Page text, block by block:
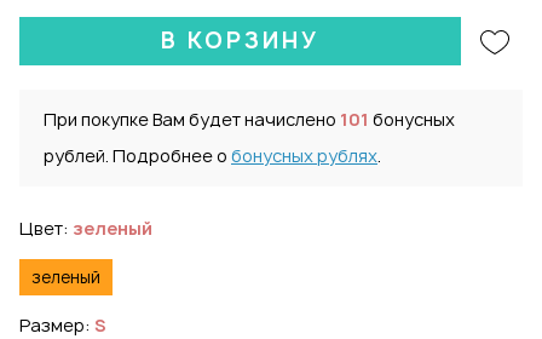
В КОРЗИНУ
При покупке Вам будет начислено 101 бонусных
рублей. Подробнее о бонусных рублях.
Цвет: зеленый
зеленый
Размер: S